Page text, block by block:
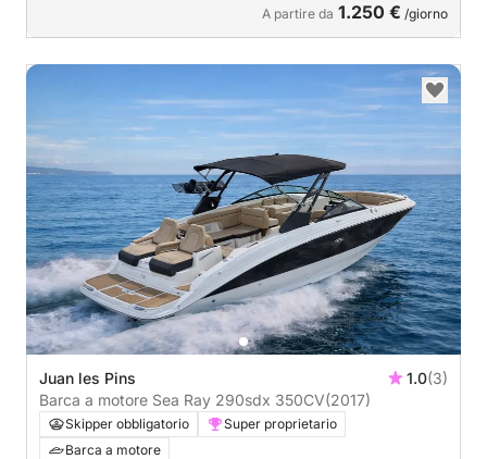
A partire da 1.250 € /giorno
Juan les Pins 1.0(3)
Barca a motore Sea Ray 290sdx 350CV(2017)
Skipper obbligatorio
Super proprietario
Barca a motore